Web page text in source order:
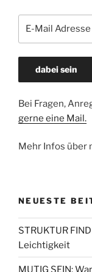
Bei Fragen,
gerne eine Mail.
Mehr Infos über
NEUESTE
STRUKTUR
Leichtigkeit
MUTIG SEIN: